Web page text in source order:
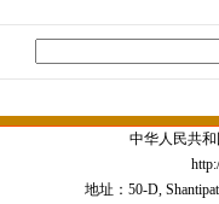
中华人民共
地址：50-D,